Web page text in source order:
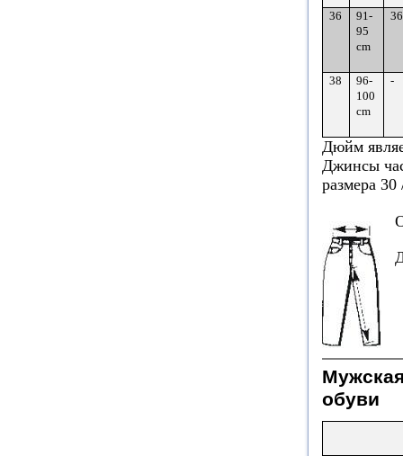
36
91-
95
cm
38
96-
100
cm
-
Дюйм
Джинсы
размера 30
обуви